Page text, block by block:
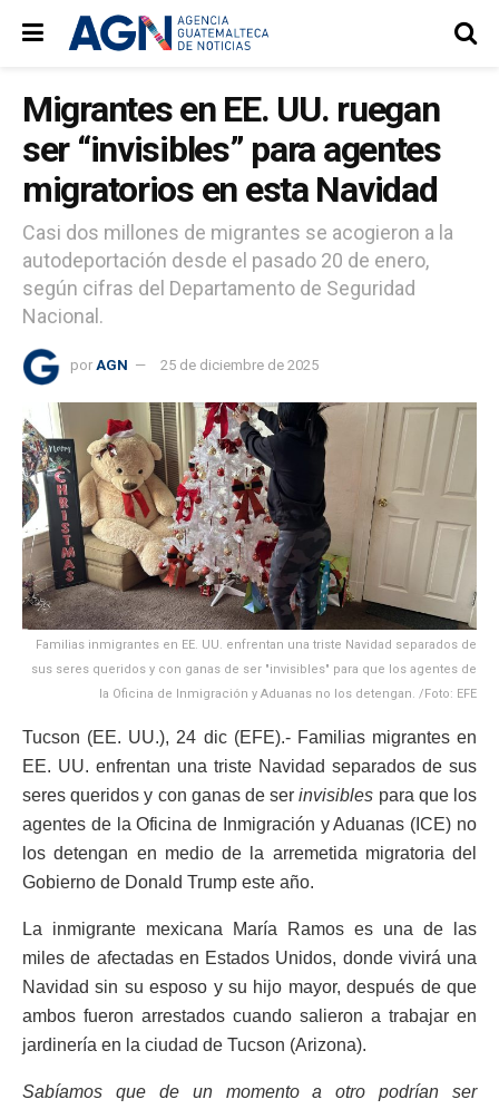
Migrantes en EE. UU. ruegan
ser “invisibles” para agentes
migratorios en esta Navidad
Casi dos millones de migrantes se acogieron a la
autodeportación desde el pasado 20 de enero,
según cifras del Departamento de Seguridad
Nacional.
por AGN 25 de diciembre de 2025
Familias inmigrantes en EE. UU. enfrentan una triste Navidad separados de
sus seres queridos y con ganas de ser "invisibles" para que los agentes de
la Oficina de Inmigración y Aduanas no los detengan. /Foto: EFE
Tucson (EE. UU.), 24 dic (EFE).- Familias migrantes en
EE. UU. enfrentan una triste Navidad separados de sus
seres queridos y con ganas de serinvisibles para que los
agentes de la Oficina de Inmigración y Aduanas (ICE) no
los detengan en medio de la arremetida migratoria del
Gobierno de Donald Trump este año.
La inmigrante mexicana María Ramos es una de las
miles de afectadas en Estados Unidos, donde vivirá una
Navidad sin su esposo y su hijo mayor, después de que
ambos fueron arrestados cuando salieron a trabajar en
jardinería en la ciudad de Tucson (Arizona).
Sabíamos que de un momento a otro podrían ser